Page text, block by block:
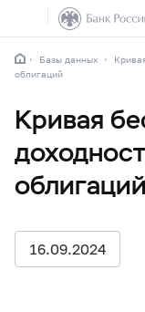
Базы данных
облигаций
Кривая
облигаций
16.09.2024